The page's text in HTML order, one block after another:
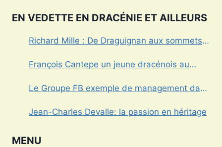
EN VEDETTE EN DRACÉNIE ET AILLEURS
Richard Mille : De Draguignan aux sommets
François Cantepe un jeune dracénois au
Le Groupe FB exemple de management dans
Jean-Charles Devalle: la passion en héritage
MENU